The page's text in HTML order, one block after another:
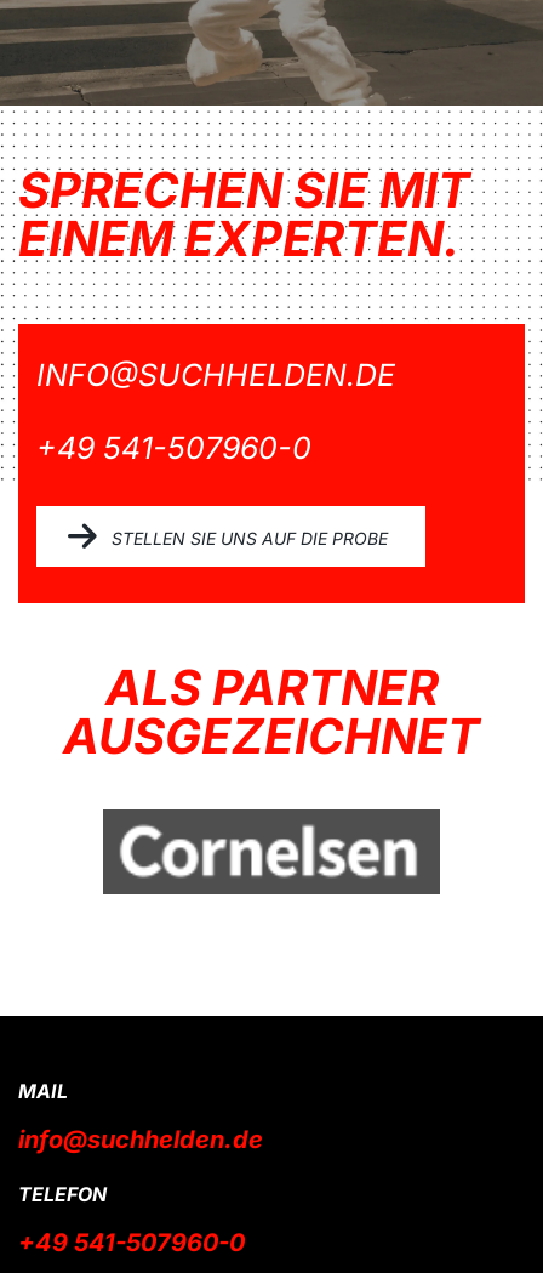
SPRECHEN SIE MIT
EINEM EXPERTEN.
INFO@SUCHHELDEN.DE
+49 541-507960-0
STELLEN SIE UNS AUF DIE PROBE
ALS PARTNER
AUSGEZEICHNET
MAIL
info@suchhelden.de
TELEFON
+49 541-507960-0